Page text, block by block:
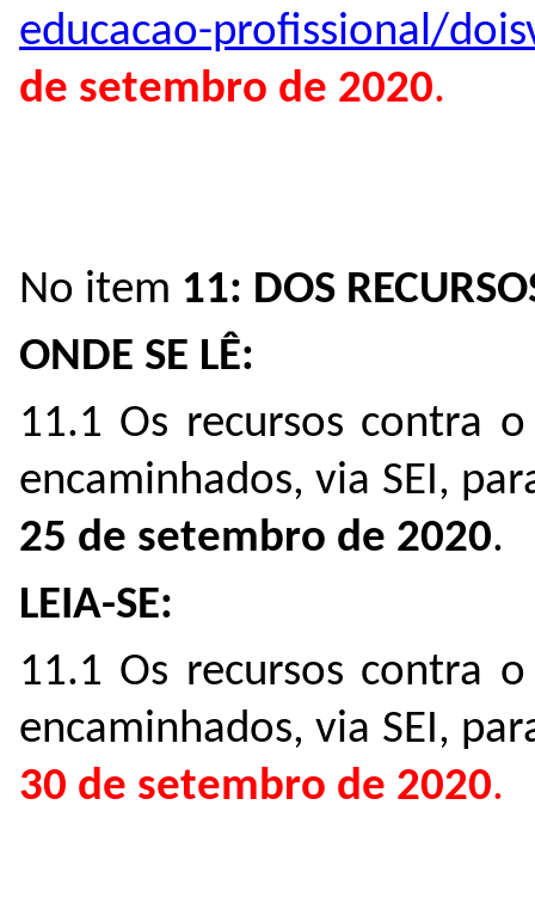
educacao-profissional/
de setembro de 2020.
No item 11: DOS
ONDE SE LÊ:
11.1 Os recursos contra
encaminhados, via SEI,
25 de setembro de 2020.
LEIA-SE:
11.1 Os recursos contra
encaminhados, via SEI,
30 de setembro de 2020.